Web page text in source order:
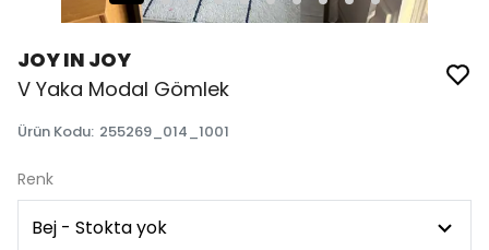
JOY IN JOY
V Yaka Modal Gömlek
Ürün Kodu: 255269_014_1001
Renk